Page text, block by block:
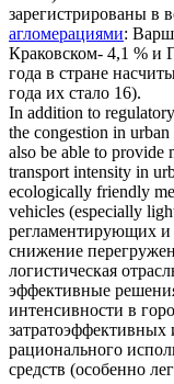
зарегистрированы в
агломерациями:
Краковском- 4,1 % и
года в стране
года их стало 16).
In addition to
the congestion in urban
also be able to provide
transport intensity in
ecologically friendly
vehicles (especially
регламентирующих и
снижение
логистическая
эффективные
интенсивности в
затратоэффективных
рационального
средств (особенно